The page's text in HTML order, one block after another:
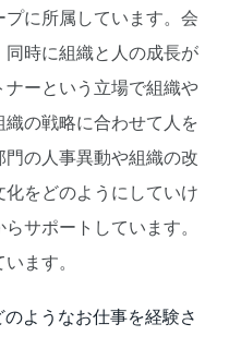
に所属しています。会
時に組織と人の成長が
ーという立場で組織や
の戦略に合わせて人を
の人事異動や組織の改
をどのようにしていけ
サポートしています。
ます。
ようなお仕事を経験さ